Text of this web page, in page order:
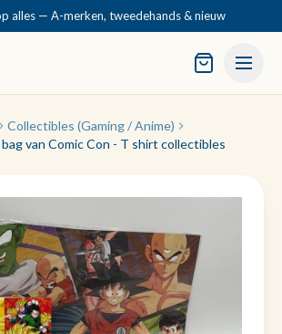
alles — A-merken, tweedehands & nieuw
Collectibles (Gaming / Anime)
van Comic Con - T shirt collectibles